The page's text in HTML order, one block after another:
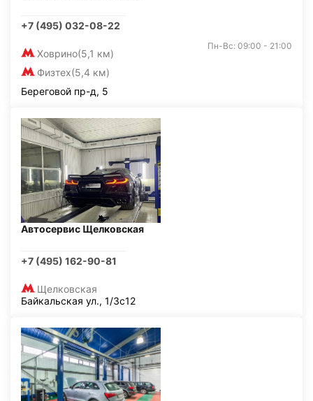
+7 (495) 032-08-22
Ховрино(5,1 км)
Физтех(5,4 км)
Пн-Вс: 09:00 - 21:00
Береговой пр-д, 5
Автосервис Щелковская
+7 (495) 162-90-81
Щелковская
Байкальская ул., 1/3с12